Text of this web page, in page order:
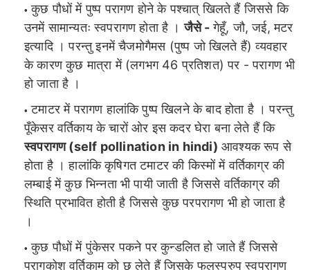
कुछ पौधों में पुष्प परागण होने के पश्चात् खिलते हैं जिससे कि
उनमें सामान्यतः स्वपरागण होता है ।जैसे -गेहूँ, जौ, जई, मटर
इत्यादि । परन्तु इनमें चैजमोगैमस (पुष्प जो खिलते हैं) व्यवहार
के कारण कुछ मात्रा में (लगभग 46 प्रतिशत) पर - परागण भी
हो जाता है ।
टमाटर में परागण हालांकि पुष्प खिलने के बाद होता है । परन्तु
पूँकेसर वर्तिकाय के चारों ओर इस कदर घेरा बना लेते हैं कि
स्वपरागण (self pollination in hindi) आवश्यक रूप से
होता है । हालांकि कृषिगत टमाटर की किस्मों में वर्तिकाग्र की
लम्बाई में कुछ भिन्नता भी पायी जाती है जिससे वर्तिकाग्र की
स्थिति प्रभावित होती है जिससे कुछ परपरागण भी हो जाता है
।
कुछ पौधों में पुंकेसर पकने पर कुन्डलित हो जाते हैं जिससे
परागकोश वर्तिकाम को छू लेते हैं जिसके फलस्परुप स्वपरागण